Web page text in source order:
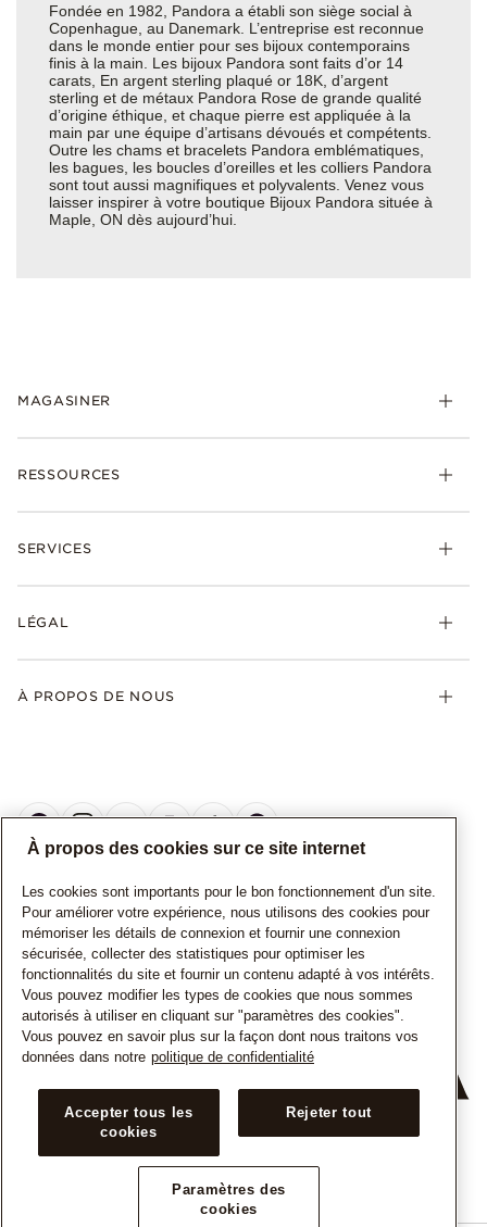
Fondée en 1982, Pandora a établi son siège social à
Copenhague, au Danemark. L’entreprise est reconnue
dans le monde entier pour ses bijoux contemporains
finis à la main. Les bijoux Pandora sont faits d’or 14
carats, En argent sterling plaqué or 18K, d’argent
sterling et de métaux Pandora Rose de grande qualité
d’origine éthique, et chaque pierre est appliquée à la
main par une équipe d’artisans dévoués et compétents.
Outre les chams et bracelets Pandora emblématiques,
les bagues, les boucles d’oreilles et les colliers Pandora
sont tout aussi magnifiques et polyvalents. Venez vous
laisser inspirer à votre boutique Bijoux Pandora située à
Maple, ON dès aujourd’hui.
MAGASINER
RESSOURCES
SERVICES
LÉGAL
À PROPOS DE NOUS
CANADA Français
© TOUS DROITS RESERVES. 2026 Pandora
À propos des cookies sur ce site internet
Les cookies sont importants pour le bon fonctionnement d'un site.
Pour améliorer votre expérience, nous utilisons des cookies pour
mémoriser les détails de connexion et fournir une connexion
sécurisée, collecter des statistiques pour optimiser les
fonctionnalités du site et fournir un contenu adapté à vos intérêts.
Vous pouvez modifier les types de cookies que nous sommes
autorisés à utiliser en cliquant sur "paramètres des cookies".
Vous pouvez en savoir plus sur la façon dont nous traitons vos
données dans notre politique de confidentialité
Accepter tous les
cookies
Rejeter tout
Paramètres des
cookies